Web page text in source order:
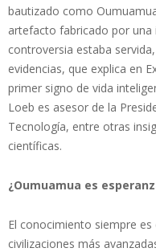
bautizado como
artefacto fabricado por una
controversia estaba
evidencias, que explica en
primer signo de vida
Loeb es asesor de la
Tecnología, entre otras
científicas.
¿Oumuamua es
El conocimiento siempre
civilizaciones más